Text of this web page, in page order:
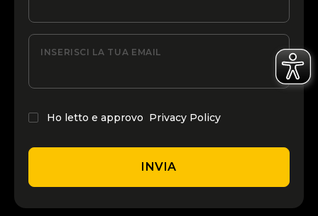
INSERISCI LA TUA EMAIL
Ho letto e approvo Privacy Policy
INVIA